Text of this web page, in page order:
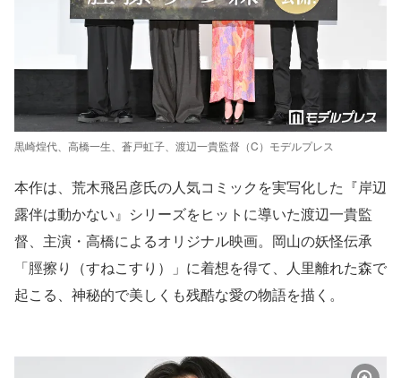
黒崎煌代、高橋一生、蒼戸虹子、渡辺一貴監督（C）モデルプレス
本作は、荒木飛呂彦氏の人気コミックを実写化した『岸辺
露伴は動かない』シリーズをヒットに導いた渡辺一貴監
督、主演・高橋によるオリジナル映画。岡山の妖怪伝承
「脛擦り（すねこすり）」に着想を得て、人里離れた森で
起こる、神秘的で美しくも残酷な愛の物語を描く。